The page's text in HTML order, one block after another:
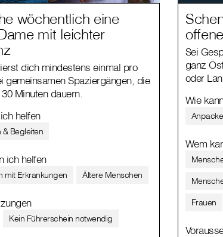
wöchentlich eine
mit leichter
dich mindestens einmal pro
gemeinsamen Spaziergängen, die
Minuten dauern.
helfen
& Begleiten
ich helfen
mit Erkrankungen Ältere Menschen
Kein Führerschein notwendig
Sei
ganz
oder
Wie
Wem
Frauen